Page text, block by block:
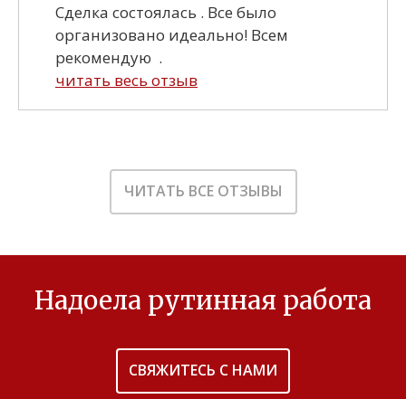
Сделка состоялась . Все было
организовано идеально! Всем
рекомендую .
читать весь отзыв
ЧИТАТЬ ВСЕ ОТЗЫВЫ
Надоела рутинная работа
СВЯЖИТЕСЬ С НАМИ